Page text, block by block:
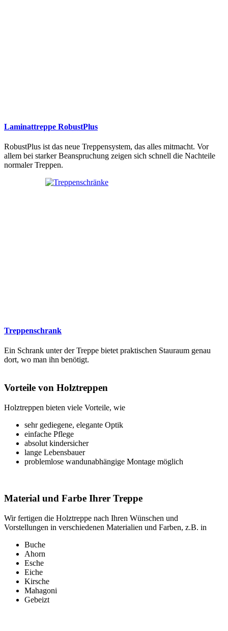
Laminattreppe RobustPlus
RobustPlus ist das neue Treppensystem, das alles mitmacht. Vor
allem bei starker Beanspruchung zeigen sich schnell die Nachteile
normaler Treppen.
Treppenschrank
Ein Schrank unter der Treppe bietet praktischen Stauraum genau
dort, wo man ihn benötigt.
Vorteile von Holztreppen
Holztreppen bieten viele Vorteile, wie
sehr gediegene, elegante Optik
einfache Pflege
absolut kindersicher
lange Lebensbauer
problemlose wandunabhängige Montage möglich
Material und Farbe Ihrer Treppe
Wir fertigen die Holztreppe nach Ihren Wünschen und
Vorstellungen in verschiedenen Materialien und Farben, z.B. in
Buche
Ahorn
Esche
Eiche
Kirsche
Mahagoni
Gebeizt